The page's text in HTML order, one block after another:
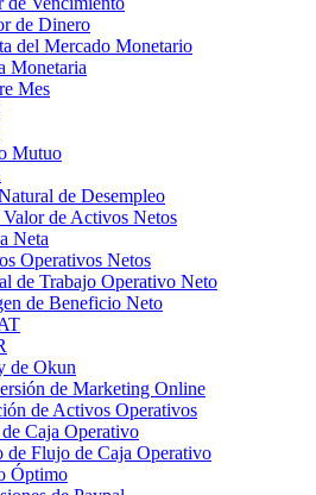
de Dinero
del Mercado Monetario
Monetaria
Mes
Mutuo
de Desempleo
de Activos Netos
Neta
Operativos Netos
de Trabajo Operativo Neto
de Beneficio Neto
de Okun
de Marketing Online
de Activos Operativos
Caja Operativo
de Flujo de Caja Operativo
Óptimo